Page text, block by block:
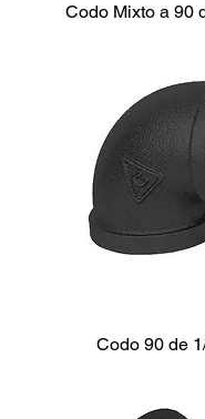
Codo Mixto a 90
Codo 90 de